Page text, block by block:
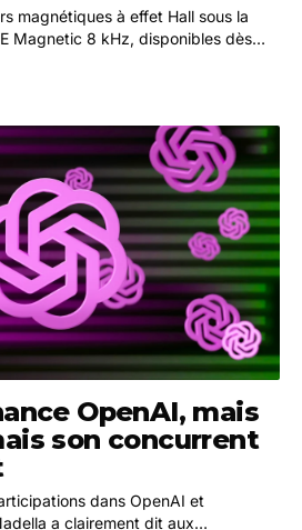
magnétiques à effet Hall sous la
Magnetic 8 kHz, disponibles dès
OpenAI, mais
son concurrent
dans OpenAI et
a clairement dit aux